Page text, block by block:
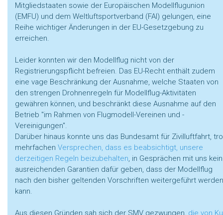
Mitgliedstaaten sowie der Europäischen Modellflugunion
(EMFU) und dem Weltluftsportverband (FAI) gelungen, eine
Reihe wichtiger Änderungen in der EU-Gesetzgebung zu
erreichen.
Leider konnten wir den Modellflug nicht von der
Registrierungspflicht befreien. Das EU-Recht enthält zudem
eine vage Beschränkung der Ausnahme, welche Staaten von
den strengen Drohnenregeln für Modellflug-Aktivitäten
gewähren können, und beschränkt diese Ausnahme auf den
Betrieb "im Rahmen von Flugmodell-Vereinen und -
Vereinigungen".
Darüber hinaus konnte uns das Bundesamt für Zivilluftfahrt,
mehrfachen Versprechen, dass es beabsichtigt, unsere
derzeitigen Regeln beizubehalten, in Gesprächen mit uns
ausreichenden Garantien dafür geben, dass der Modellflug
nach den bisher geltenden Vorschriften weitergeführt werden
kann.
Aus diesen Gründen sah sich der SMV gezwungen, die von